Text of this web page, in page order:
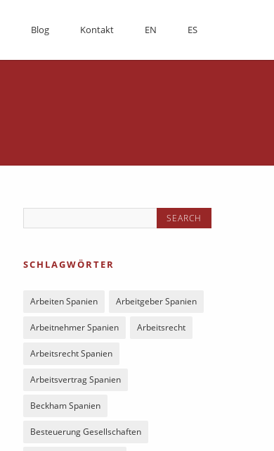
Blog Kontakt EN ES
SCHLAGWÖRTER
Arbeiten Spanien Arbeitgeber Spanien
Arbeitnehmer Spanien Arbeitsrecht
Arbeitsrecht Spanien
Arbeitsvertrag Spanien
Beckham Spanien
Besteuerung Gesellschaften